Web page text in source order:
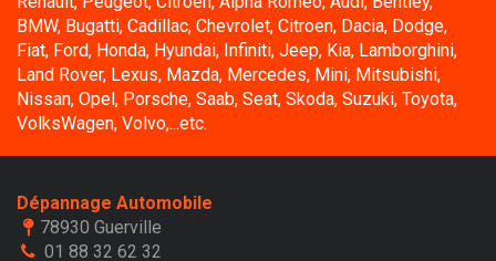
BMW, Bugatti, Cadillac, Chevrolet, Citroen, Dacia, Dodge,
Fiat, Ford, Honda, Hyundai, Infiniti, Jeep, Kia, Lamborghini,
Land Rover, Lexus, Mazda, Mercedes, Mini, Mitsubishi,
Nissan, Opel, Porsche, Saab, Seat, Skoda, Suzuki, Toyota,
VolksWagen, Volvo,...etc.
Dépannage Automobile
78930 Guerville
01 88 32 62 32